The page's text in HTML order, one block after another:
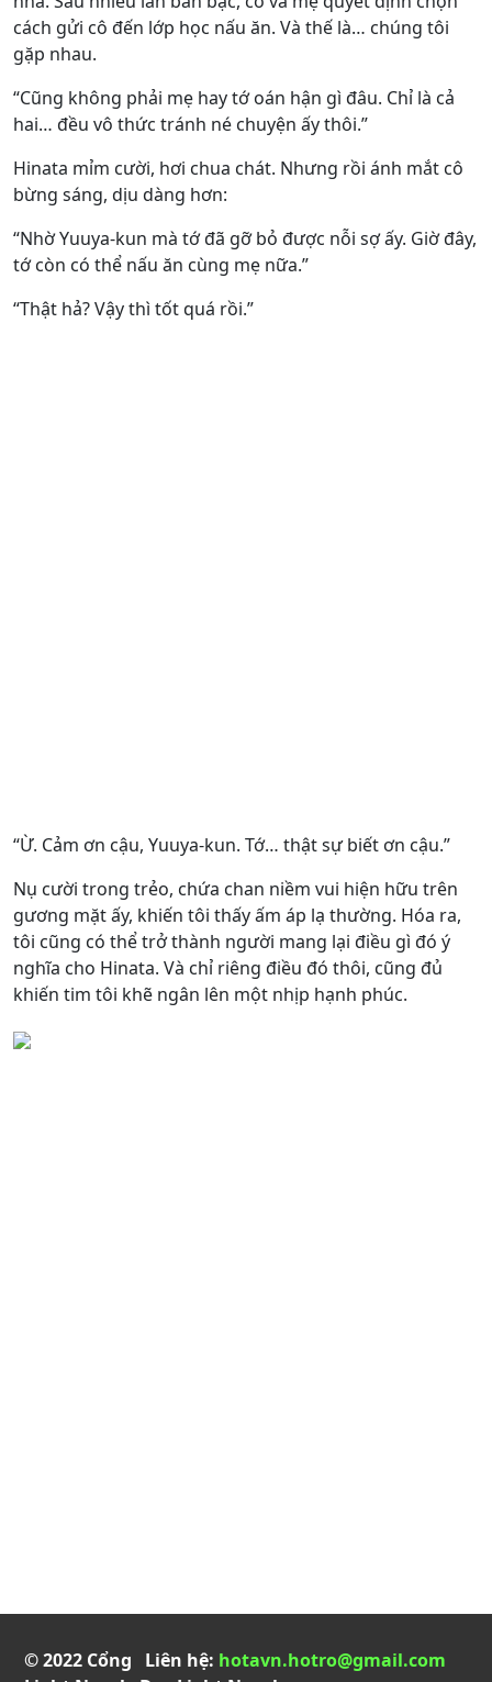
cách gửi cô đến lớp học nấu ăn. Và thế là… chúng tôi
gặp nhau.
“Cũng không phải mẹ hay tớ oán hận gì đâu. Chỉ là cả
hai… đều vô thức tránh né chuyện ấy thôi.”
Hinata mỉm cười, hơi chua chát. Nhưng rồi ánh mắt cô
bừng sáng, dịu dàng hơn:
“Nhờ Yuuya-kun mà tớ đã gỡ bỏ được nỗi sợ ấy. Giờ đây,
tớ còn có thể nấu ăn cùng mẹ nữa.”
“Thật hả? Vậy thì tốt quá rồi.”
“Ừ. Cảm ơn cậu, Yuuya-kun. Tớ… thật sự biết ơn cậu.”
Nụ cười trong trẻo, chứa chan niềm vui hiện hữu trên
gương mặt ấy, khiến tôi thấy ấm áp lạ thường. Hóa ra,
tôi cũng có thể trở thành người mang lại điều gì đó ý
nghĩa cho Hinata. Và chỉ riêng điều đó thôi, cũng đủ
khiến tim tôi khẽ ngân lên một nhịp hạnh phúc.
Liên hệ: hotavn.hotro@gmail.com
© 2022 Cổng